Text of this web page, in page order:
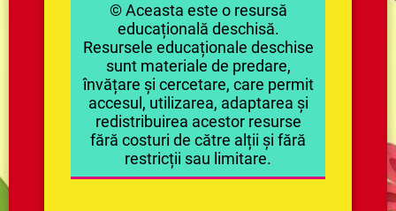
© Aceasta este o resursă
educațională deschisă.
Resursele educaționale deschise
sunt materiale de predare,
învățare și cercetare, care permit
accesul, utilizarea, adaptarea și
redistribuirea acestor resurse
fără costuri de către alții și fără
restricții sau limitare.